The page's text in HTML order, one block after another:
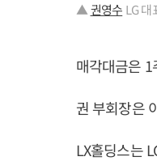
▲권영수 LG 대
매각대금은
권 부회장은
LX홀딩스는